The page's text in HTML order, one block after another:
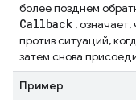
более позднем
Callback ,
против ситуаций,
затем снова
Пример